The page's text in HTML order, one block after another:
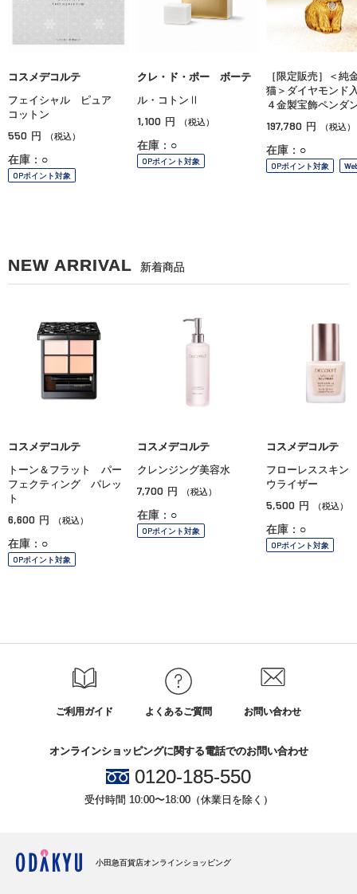
コスメデコルテ
フェイシャル ピュア
コットン
550 円 （税込）
在庫：○
OPポイント対象
クレ・ド・ポー ボーテ
ル・コトンⅡ
1,100 円 （税込）
在庫：○
OPポイント対象
［限定販売］＜純
猫＞ダイヤモンド
４金製宝飾ペンダ
197,780 円 （税込）
在庫：○
OPポイント対象
NEW ARRIVAL 新着商品
コスメデコルテ
トーン＆フラット パー
フェクティング パレッ
ト
6,600 円 （税込）
在庫：○
OPポイント対象
コスメデコルテ
クレンジング美容水
7,700 円 （税込）
在庫：○
OPポイント対象
コスメデコルテ
フローレススキ
ウライザー
5,500 円 （税込）
在庫：○
OPポイント対象
ご利用ガイド よくあるご質問 お問い合わせ
オンラインショッピングに関する電話でのお問い合わせ
0120-185-550
受付時間 10:00〜18:00（休業日を除く）
小田急百貨店オンラインショッピング